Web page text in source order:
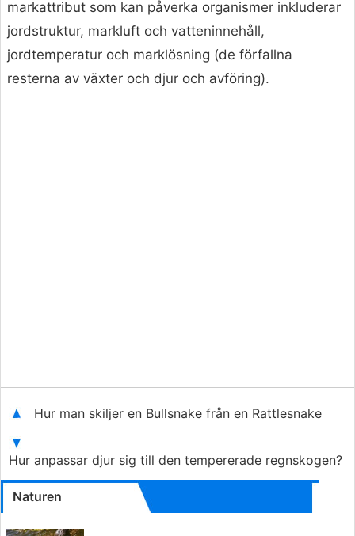
markattribut som kan påverka organismer inkluderar
jordstruktur, markluft och vatteninnehåll,
jordtemperatur och marklösning (de förfallna
resterna av växter och djur och avföring).
Hur man skiljer en Bullsnake från en Rattlesnake
Hur anpassar djur sig till den tempererade regnskogen?
Naturen